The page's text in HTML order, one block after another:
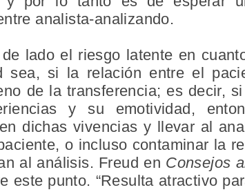
analista-analizando.
lado el riesgo latente en
sea, si la relación entre el
de la transferencia; es decir,
y su emotividad,
dichas vivencias y llevar al
o incluso contaminar la
al análisis. Freud en Consejos
este punto. “Resulta atractivo